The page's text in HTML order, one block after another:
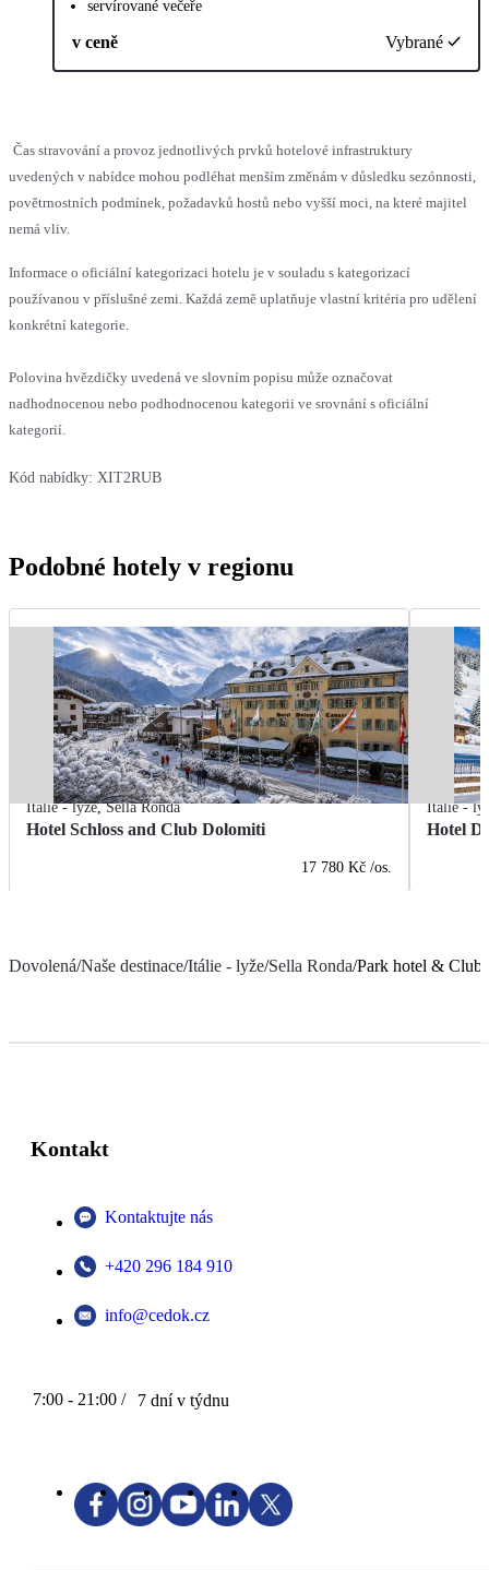
servírované večeře
v ceně Vybrané
Čas stravování a provoz jednotlivých prvků hotelové infrastruktury
uvedených v nabídce mohou podléhat menším změnám v důsledku sezónnosti,
povětrnostních podmínek, požadavků hostů nebo vyšší moci, na které majitel
nemá vliv.
Informace o oficiální kategorizaci hotelu je v souladu s kategorizací
používanou v příslušné zemi. Každá země uplatňuje vlastní kritéria pro udělení
konkrétní kategorie.
Polovina hvězdičky uvedená ve slovním popisu může označovat
nadhodnocenou nebo podhodnocenou kategorii ve srovnání s oficiální
kategorií.
Kód nabídky: XIT2RUB
Podobné hotely v regionu
Itálie - lyže,Sella Ronda
Hotel Schloss and Club Dolomiti
17 780 Kč /os.
Itálie -
Hotel
Dovolená/Naše destinace/Itálie - lyže/Sella Ronda/Park hotel & Club
Kontakt
Kontaktujte nás
+420 296 184 910
info@cedok.cz
7:00 - 21:00 / 7 dní v týdnu